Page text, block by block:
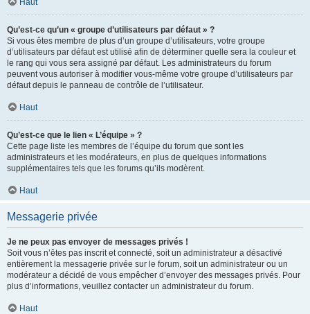
Haut
Qu’est-ce qu’un « groupe d’utilisateurs par défaut » ?
Si vous êtes membre de plus d’un groupe d’utilisateurs, votre groupe
d’utilisateurs par défaut est utilisé afin de déterminer quelle sera la couleur et
le rang qui vous sera assigné par défaut. Les administrateurs du forum
peuvent vous autoriser à modifier vous-même votre groupe d’utilisateurs par
défaut depuis le panneau de contrôle de l’utilisateur.
Haut
Qu’est-ce que le lien « L’équipe » ?
Cette page liste les membres de l’équipe du forum que sont les
administrateurs et les modérateurs, en plus de quelques informations
supplémentaires tels que les forums qu’ils modèrent.
Haut
Messagerie privée
Je ne peux pas envoyer de messages privés !
Soit vous n’êtes pas inscrit et connecté, soit un administrateur a désactivé
entièrement la messagerie privée sur le forum, soit un administrateur ou un
modérateur a décidé de vous empêcher d’envoyer des messages privés. Pour
plus d’informations, veuillez contacter un administrateur du forum.
Haut